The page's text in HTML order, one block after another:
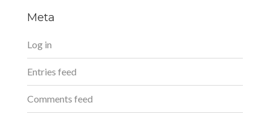
Meta
Log in
Entries feed
Comments feed